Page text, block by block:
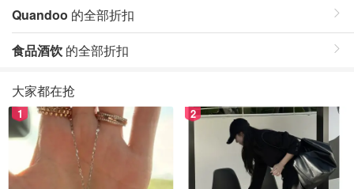
Quandoo 的全部折扣
食品酒饮 的全部折扣
大家都在抢
1 2